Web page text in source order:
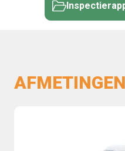
AFMETINGEN